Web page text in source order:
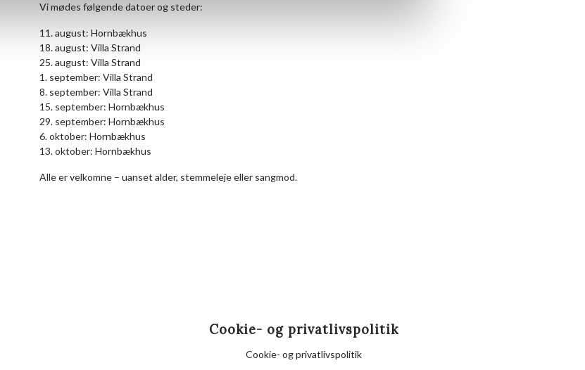
Vi mødes følgende datoer og steder:
11. august: Hornbækhus
18. august: Villa Strand
25. august: Villa Strand
1. september: Villa Strand
8. september: Villa Strand
15. september: Hornbækhus
29. september: Hornbækhus
6. oktober: Hornbækhus
13. oktober: Hornbækhus
Alle er velkomne – uanset alder, stemmeleje eller sangmod.
Cookie- og privatlivspolitik
Cookie- og privatlivspolitik